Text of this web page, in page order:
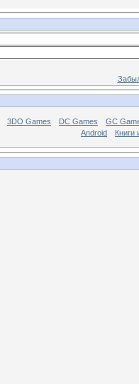
3DO Games DC Games
GC
Android
Книги